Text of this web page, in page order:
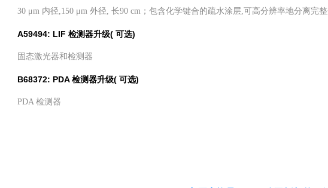
30 μm 内径,150 μm 外径, 长90 cm；包含化学键合的疏水涂层,可高分辨率地分离完
A59494: LIF 检测器升级( 可选)
固态激光器和检测器
B68372: PDA 检测器升级( 可选)
PDA 检测器